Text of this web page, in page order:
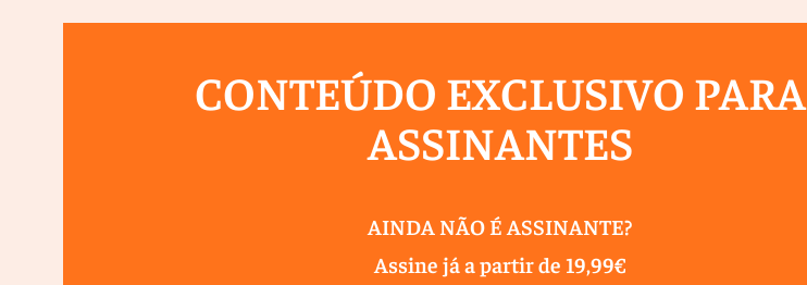
CONTEÚDO EXCLUSIVO PARA
ASSINANTES
AINDA NÃO É ASSINANTE?
Assine já a partir de 19,99€